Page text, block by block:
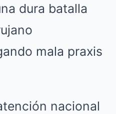
dura batalla
mala praxis
nacional